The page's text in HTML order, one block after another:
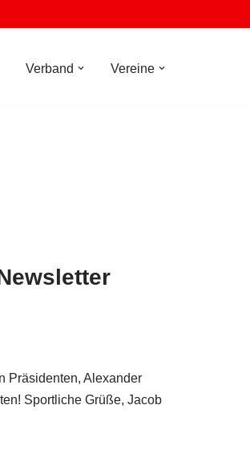
Verband Vereine
Präsidenten, Alexander
Sportliche Grüße, Jacob